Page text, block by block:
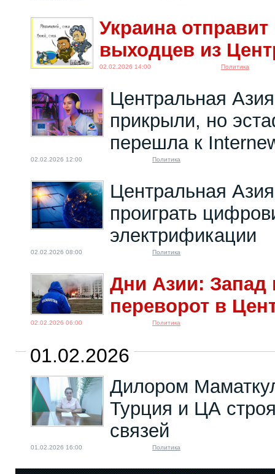
Украина
выходцев из
02.02.2026 14:00 Политика
Центральная
прикрыли, но
перешла к
02.02.2026 12:00 Политика
Центральная
проиграть
электрификации
02.02.2026 08:00 Политика
Дни Азии: Запад
переворот в
02.02.2026 06:00 Политика
01.02.2026
Дилором
Турция и ЦА
связей
01.02.2026 16:00 Политика